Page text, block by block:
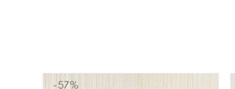
-57%